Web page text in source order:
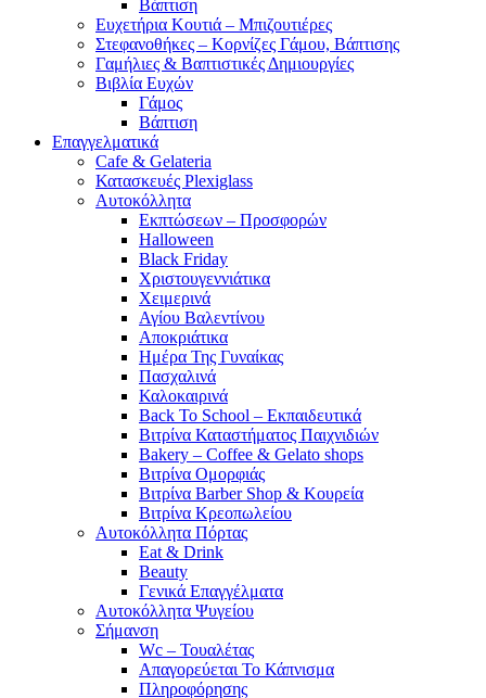
Βάπτιση
Ευχετήρια Κουτιά – Μπιζουτιέρες
Στεφανοθήκες – Κορνίζες Γάμου, Βάπτισης
Γαμήλιες & Βαπτιστικές Δημιουργίες
Βιβλία Ευχών
Γάμος
Βάπτιση
Επαγγελματικά
Cafe & Gelateria
Κατασκευές Plexiglass
Αυτοκόλλητα
Εκπτώσεων – Προσφορών
Halloween
Black Friday
Χριστουγεννιάτικα
Χειμερινά
Αγίου Βαλεντίνου
Αποκριάτικα
Ημέρα Της Γυναίκας
Πασχαλινά
Καλοκαιρινά
Back To School – Εκπαιδευτικά
Βιτρίνα Καταστήματος Παιχνιδιών
Bakery – Coffee & Gelato shops
Βιτρίνα Ομορφιάς
Βιτρίνα Barber Shop & Κουρεία
Βιτρίνα Κρεοπωλείου
Αυτοκόλλητα Πόρτας
Eat & Drink
Beauty
Γενικά Επαγγέλματα
Αυτοκόλλητα Ψυγείου
Σήμανση
Wc – Τουαλέτας
Απαγορεύεται Το Κάπνισμα
Πληροφόρησης